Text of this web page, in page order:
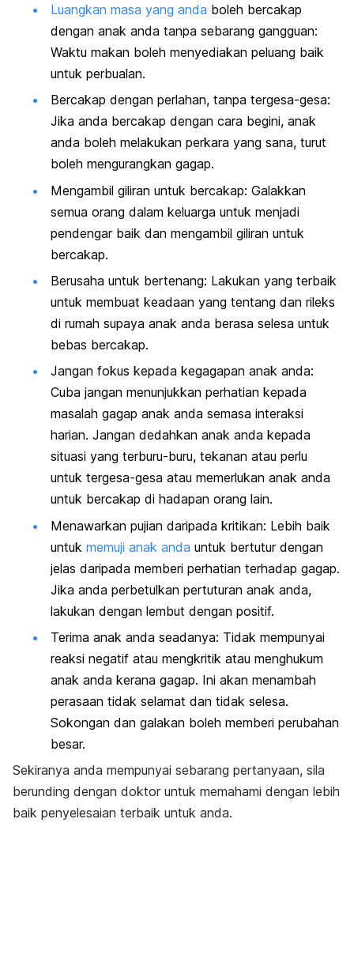
Luangkan masa yang anda boleh bercakap
dengan anak anda tanpa sebarang gangguan:
Waktu makan boleh menyediakan peluang baik
untuk perbualan.
Bercakap dengan perlahan, tanpa tergesa-gesa:
Jika anda bercakap dengan cara begini, anak
anda boleh melakukan perkara yang sana, turut
boleh mengurangkan gagap.
Mengambil giliran untuk bercakap: Galakkan
semua orang dalam keluarga untuk menjadi
pendengar baik dan mengambil giliran untuk
bercakap.
Berusaha untuk bertenang: Lakukan yang terbaik
untuk membuat keadaan yang tentang dan rileks
di rumah supaya anak anda berasa selesa untuk
bebas bercakap.
Jangan fokus kepada kegagapan anak anda:
Cuba jangan menunjukkan perhatian kepada
masalah gagap anak anda semasa interaksi
harian. Jangan dedahkan anak anda kepada
situasi yang terburu-buru, tekanan atau perlu
untuk tergesa-gesa atau memerlukan anak anda
untuk bercakap di hadapan orang lain.
Menawarkan pujian daripada kritikan: Lebih baik
untuk memuji anak anda untuk bertutur dengan
jelas daripada memberi perhatian terhadap gagap.
Jika anda perbetulkan pertuturan anak anda,
lakukan dengan lembut dengan positif.
Terima anak anda seadanya: Tidak mempunyai
reaksi negatif atau mengkritik atau menghukum
anak anda kerana gagap. Ini akan menambah
perasaan tidak selamat dan tidak selesa.
Sokongan dan galakan boleh memberi perubahan
besar.
Sekiranya anda mempunyai sebarang pertanyaan, sila
berunding dengan doktor untuk memahami dengan lebih
baik penyelesaian terbaik untuk anda.